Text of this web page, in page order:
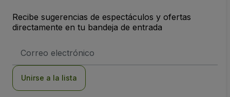
Recibe sugerencias de espectáculos y ofertas
directamente en tu bandeja de entrada
de
Unirse a la lista